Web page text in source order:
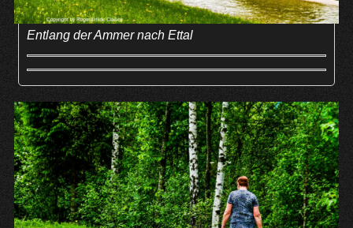
Entlang der Ammer nach Ettal